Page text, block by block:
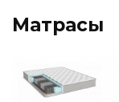
Матрасы